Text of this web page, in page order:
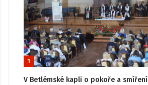
1
V Betlémské kapli o pokoře a smíření